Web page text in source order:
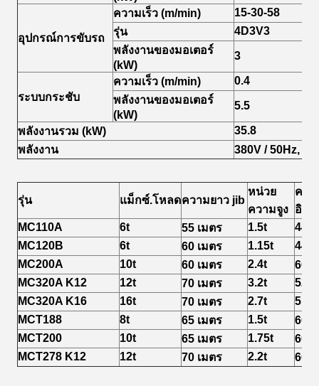
อุปกรณ์การขับรถ
ความเร็ว (m/min)
15-30-58
รุ่น
4D3V3
พลังงานของมอเตอร์
(kW)
3
ระบบกระชับ
ความเร็ว (m/min)
0.4
พลังงานของมอเตอร์
(kW)
5.5
พลังงานรวม (kW) 35.8
พลังงาน
380V / 50Hz, 3
รุ่น แม็กซ์.โหลดความยาว jib
หน่วย
ความจูง
ควา
อิสร
MC110A
6t 55 เมตร 1.5t
44m
MC120B
6t 60 เมตร 1.15t
44m
MC200A
10t 60 เมตร 2.4t
60 เ
MC320A K12
12t 70 เมตร 3.2t
MC320A K16
16t 70 เมตร 2.7t
MCT188
8t 65 เมตร 1.5t
60 เ
MCT200
10t 65 เมตร 1.75t
60 เ
MCT278 K12
12t 70 เมตร 2.2t 60 เ